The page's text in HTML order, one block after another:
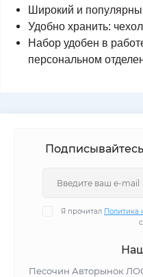
Широкий и
Удобно хранить:
Набор удобен в
персональном
Я прочитал Политика
Песочин Авторынок